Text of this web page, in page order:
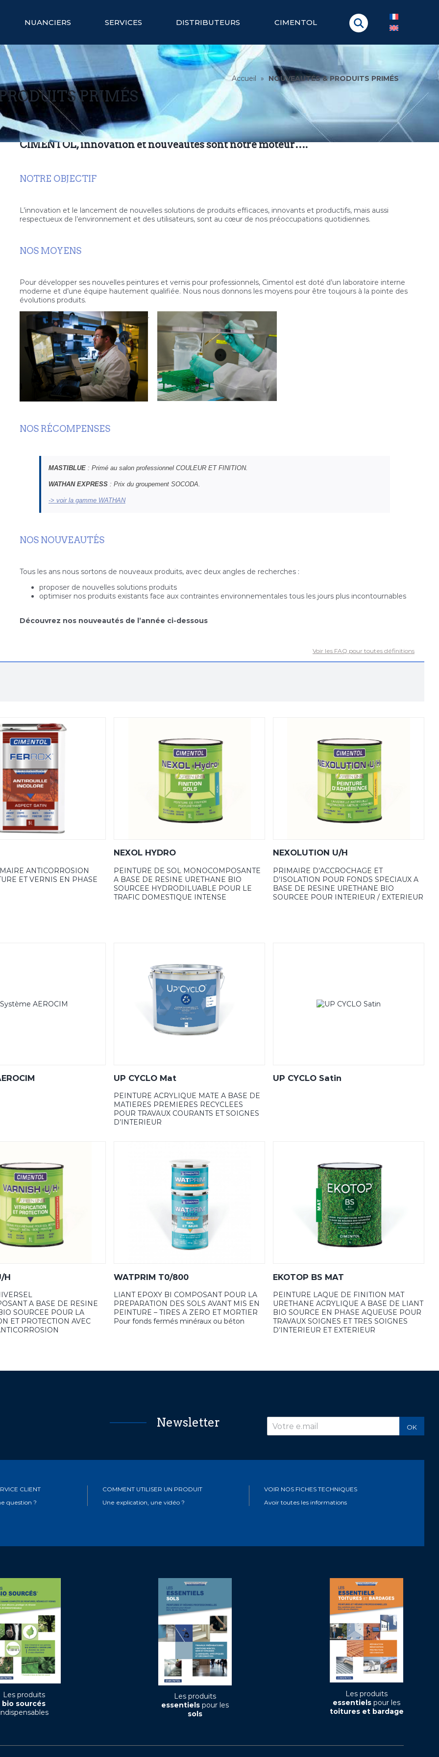
NUANCIERS SERVICES DISTRIBUTEURS CIMENTOL
Accueil » NOUVEAUTÉS & PRODUITS PRIMÉS
PRIMÉS
CIMENTOL, innovation et nouveautés sont notre moteur….
NOTRE OBJECTIF
L’innovation et le lancement de nouvelles solutions de produits efficaces, innovants et productifs, mais aussi
respectueux de l’environnement et des utilisateurs, sont au cœur de nos préoccupations quotidiennes.
NOS MOYENS
Pour développer ses nouvelles peintures et vernis pour professionnels, Cimentol est doté d’un laboratoire interne
moderne et d’une équipe hautement qualifiée. Nous nous donnons les moyens pour être toujours à la pointe des
évolutions produits.
.
NOS RÉCOMPENSES
MASTIBLUE : Primé au salon professionnel COULEUR ET FINITION.
WATHAN EXPRESS : Prix du groupement SOCODA.
-> voir la gamme WATHAN
NOS NOUVEAUTÉS
Tous les ans nous sortons de nouveaux produits, avec deux angles de recherches :
proposer de nouvelles solutions produits
optimiser nos produits existants face aux contraintes environnementales tous les jours plus incontournables
Découvrez nos nouveautés de l’année ci-dessous
Voir les FAQ pour toutes définitions
ANTICORROSION
ET VERNIS EN PHASE
NEXOL HYDRO
PEINTURE DE SOL MONOCOMPOSANTE
A BASE DE RESINE URETHANE BIO
SOURCEE HYDRODILUABLE POUR LE
TRAFIC DOMESTIQUE INTENSE
NEXOLUTION U/H
PRIMAIRE D’ACCROCHAGE ET
D’ISOLATION POUR FONDS SPECIAUX A
BASE DE RESINE URETHANE BIO
SOURCEE POUR INTERIEUR / EXTERIEUR
UP CYCLO Mat
PEINTURE ACRYLIQUE MATE A BASE DE
MATIERES PREMIERES RECYCLEES
POUR TRAVAUX COURANTS ET SOIGNES
D’INTERIEUR
UP CYCLO Satin
H
A BASE DE RESINE
SOURCEE POUR LA
ET PROTECTION AVEC
WATPRIM T0/800
LIANT EPOXY BI COMPOSANT POUR LA
PREPARATION DES SOLS AVANT MIS EN
PEINTURE – TIRES A ZERO ET MORTIER
Pour fonds fermés minéraux ou béton
EKOTOP BS MAT
PEINTURE LAQUE DE FINITION MAT
URETHANE ACRYLIQUE A BASE DE LIANT
BIO SOURCE EN PHASE AQUEUSE POUR
TRAVAUX SOIGNES ET TRES SOIGNES
D’INTERIEUR ET EXTERIEUR
Newsletter OK
CLIENT
question ?
COMMENT UTILISER UN PRODUIT
Une explication, une vidéo ?
VOIR NOS FICHES TECHNIQUES
Avoir toutes les informations
Les produits
bio sourcés
Les produits
essentiels pour les
sols
Les produits
essentiels pour les
toitures et bardage